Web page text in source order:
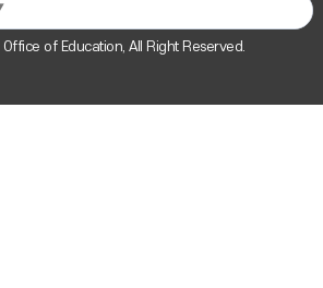
of Education, All Right Reserved.